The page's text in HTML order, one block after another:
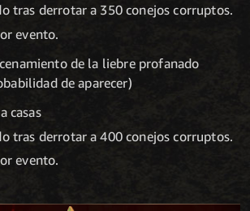
tras derrotar a 350 conejos corruptos.
evento.
de la liebre profanado
de aparecer)
casas
tras derrotar a 400 conejos corruptos.
evento.